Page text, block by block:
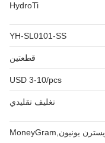
HydroTi
YH-SL0101-SS
قطعتين
USD 3-10/pcs
تغليف تقليدي